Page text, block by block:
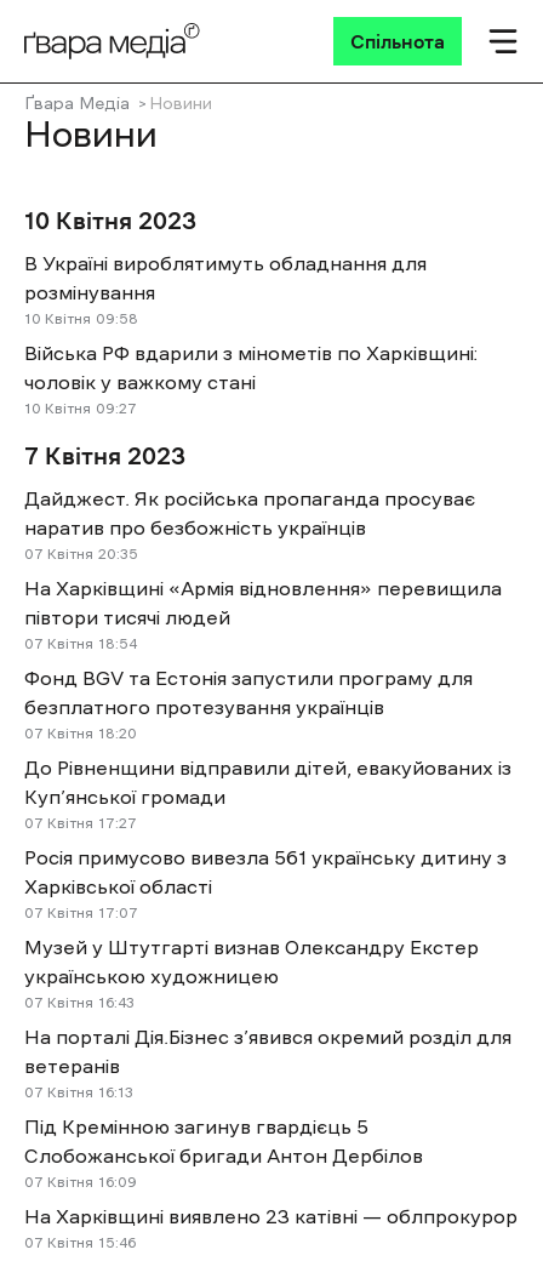
Спільнота
Ґвара Медіа Новини
Новини
10 Квітня 2023
В Україні вироблятимуть обладнання для
розмінування
10 Квітня 09:58
Війська РФ вдарили з мінометів по Харківщині:
чоловік у важкому стані
10 Квітня 09:27
7 Квітня 2023
Дайджест. Як російська пропаганда просуває
наратив про безбожність українців
07 Квітня 20:35
На Харківщині «Армія відновлення» перевищила
півтори тисячі людей
07 Квітня 18:54
Фонд BGV та Естонія запустили програму для
безплатного протезування українців
07 Квітня 18:20
До Рівненщини відправили дітей, евакуйованих із
Куп’янської громади
07 Квітня 17:27
Росія примусово вивезла 561 українську дитину з
Харківської області
07 Квітня 17:07
Музей у Штутгарті визнав Олександру Екстер
українською художницею
07 Квітня 16:43
На порталі Дія.Бізнес з’явився окремий розділ для
ветеранів
07 Квітня 16:13
Під Кремінною загинув гвардієць 5
Слобожанської бригади Антон Дербілов
07 Квітня 16:09
На Харківщині виявлено 23 катівні — облпрокурор
07 Квітня 15:46